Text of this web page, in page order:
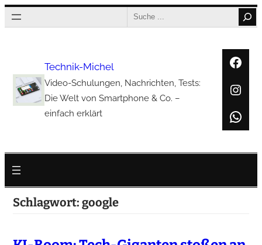
Zum
Inhalt
Search
Technik-Michel
Video-Schulungen, Nachrichten, Tests:
Die Welt von Smartphone & Co. –
einfach erklärt
Schlagwort: google